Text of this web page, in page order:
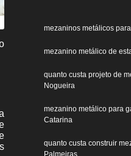
para Cobertura
Estrutura Metálica
Galpão Metálico Modular
Metálico
de Aço Escovado
Guarda
mezaninos metálicos
mezanino metálico de
quanto custa projeto de
Nogueira
mezanino metálico para
Catarina
quanto custa construir
Palmeiras